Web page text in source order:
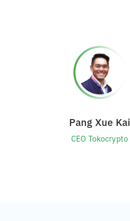
Pang Xue Kai
CEO Tokocrypto